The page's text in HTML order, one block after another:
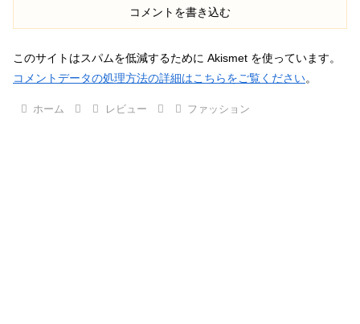
コメントを書き込む
このサイトはスパムを低減するために Akismet を使っています。
コメントデータの処理方法の詳細はこちらをご覧ください。
ホーム レビュー ファッション